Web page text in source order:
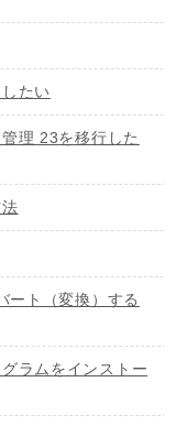
たい
理 23を移行した
ート（変換）する
ラムをインストー